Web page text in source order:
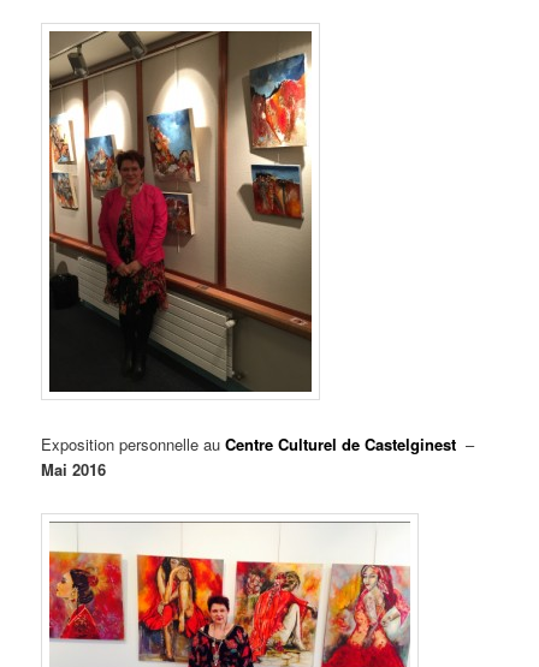
Expositionpersonnelle auCentre Culturel de Castelginest –
Mai 2016